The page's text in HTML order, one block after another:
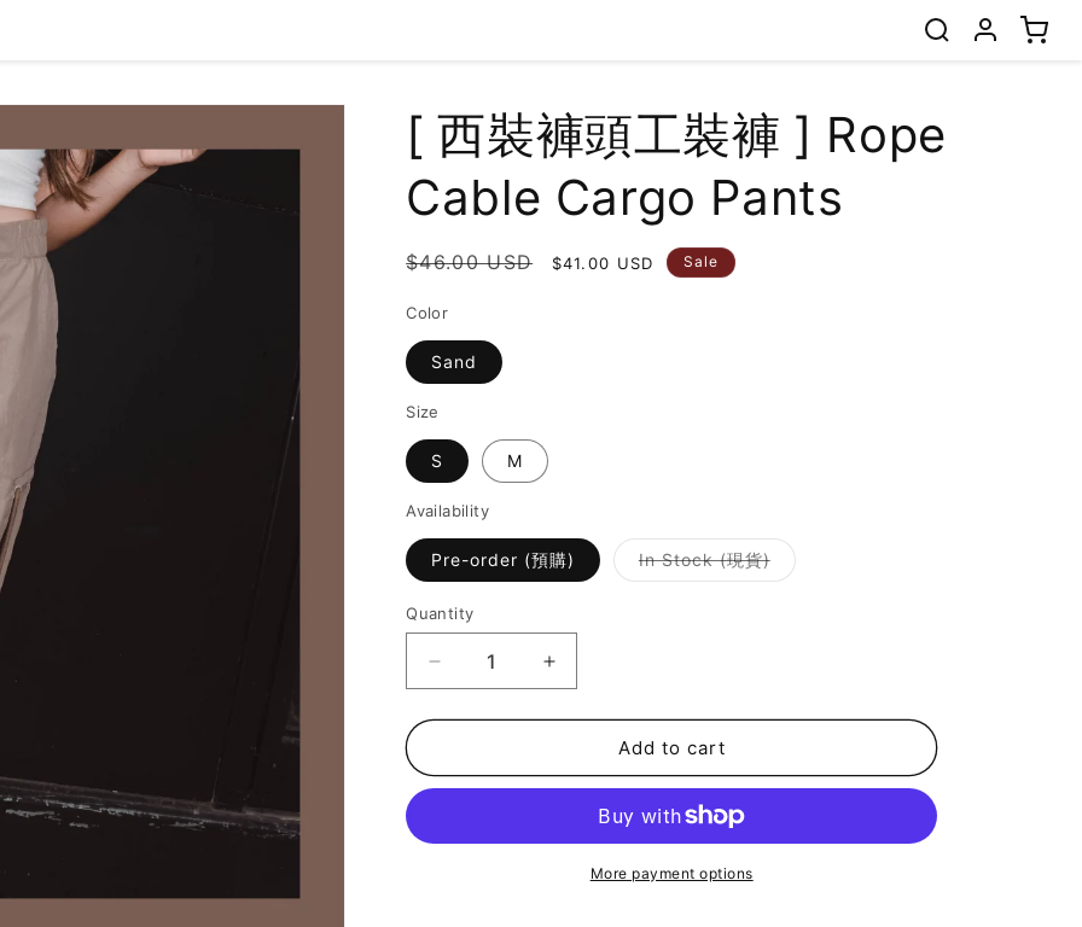
[ 西裝褲頭工裝褲 ] Rope
Cable Cargo Pants
Regular
$46.00 USD
Sale
$41.00 USD Sale
Color
Sand
Size
S M
Availability
Pre-order (預購) In Stock (現貨)Variant
sold
Quantity
Decrease
quantity
for
西
Increase
quantity
for
西
Add to cart
More payment options